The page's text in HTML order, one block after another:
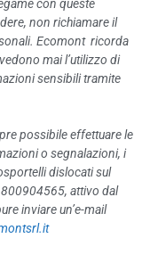
politico
con queste
non richiamare il
Ecomont ricorda
mai l’utilizzo di
sensibili tramite
possibile effettuare le
o segnalazioni, i
dislocati sul
attivo dal
inviare un’e-mail